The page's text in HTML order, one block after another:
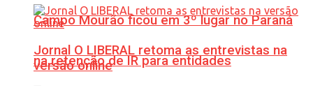
Campo Mourão ficou em 3º lugar no Paraná
na retenção de IR para entidades
Jornal O LIBERAL retoma as entrevistas na
versão online